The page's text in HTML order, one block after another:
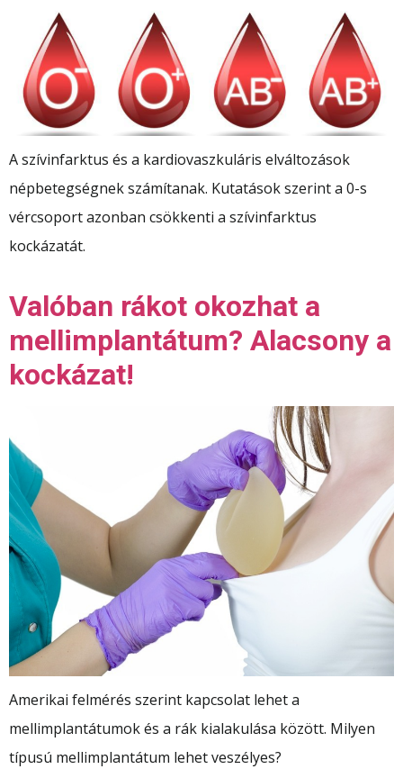
A szívinfarktus és a kardiovaszkuláris elváltozások
népbetegségnek számítanak. Kutatások szerint a 0-s
vércsoport azonban csökkenti a szívinfarktus
kockázatát.
Valóban rákot okozhat a
mellimplantátum? Alacsony a
kockázat!
Amerikai felmérés szerint kapcsolat lehet a
mellimplantátumok és a rák kialakulása között. Milyen
típusú mellimplantátum lehet veszélyes?